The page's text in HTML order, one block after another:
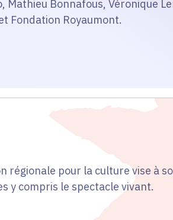
Mathieu Bonnafous, Véronique
Fondation Royaumont.
régionale pour la culture vise à
y compris le spectacle vivant.